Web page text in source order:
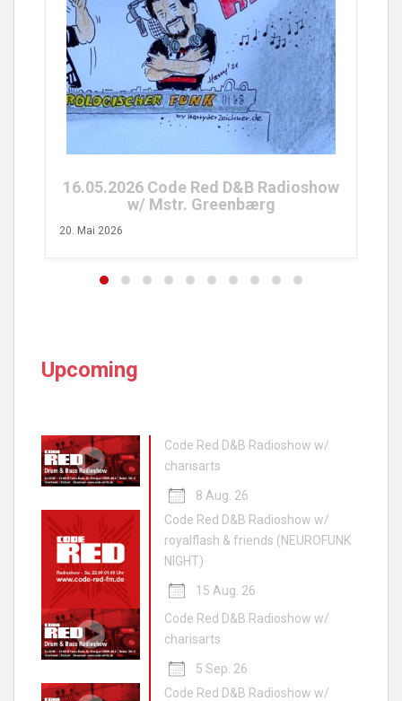
25.04.2026 Code Red FM Radioshow
w/ Tobs Turvy
Upcoming
Code Red D&B Radioshow w/
charisarts
8 Aug. 26
Code Red D&B Radioshow w/
royalflash & friends (NEUROFUNK
NIGHT)
15 Aug. 26
Code Red D&B Radioshow w/
charisarts
5 Sep. 26
Code Red D&B Radioshow w/